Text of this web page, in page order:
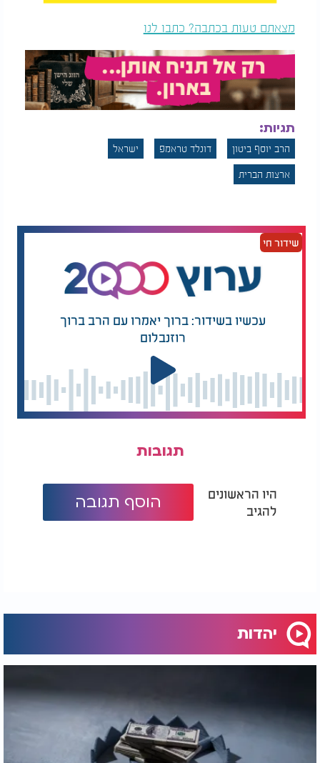
מצאתם טעות בכתבה? כתבו לנו
תגיות:
הרב יוסף ביטון דונלד טראמפ
ישראל
ארצות הברית
שידור חי
עכשיו בשידור: ברוך יאמרו עם הרב ברוך
רוזנבלום
תגובות
היו הראשונים
להגיב
הוסף תגובה
יהדות